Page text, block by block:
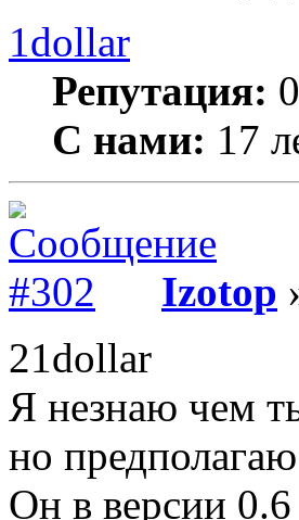
1dollar
Репутация: 0
С нами: 17
Izotop
21dollar
Я незнаю чем
но
Он в версии